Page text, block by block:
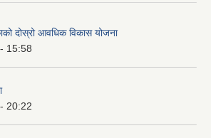
दोस्रो आवधिक विकास योजना
15:58
20:22